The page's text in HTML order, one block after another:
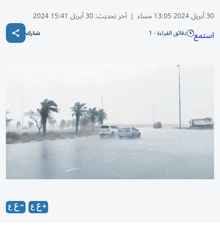
30 أبريل 2024 13:05 مساء | آخر تحديث:30 أبريل 15:41 2024
استمع دقائق القراءة - 1 شارك